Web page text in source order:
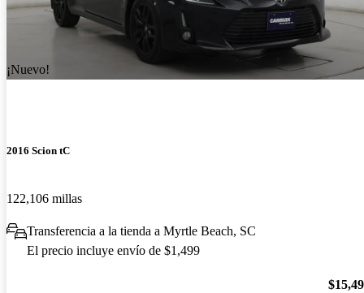
¡Nuevo!
2016 Scion tC
122,106 millas
Transferencia a la tienda a Myrtle Beach, SC
El precio incluye envío de $1,499